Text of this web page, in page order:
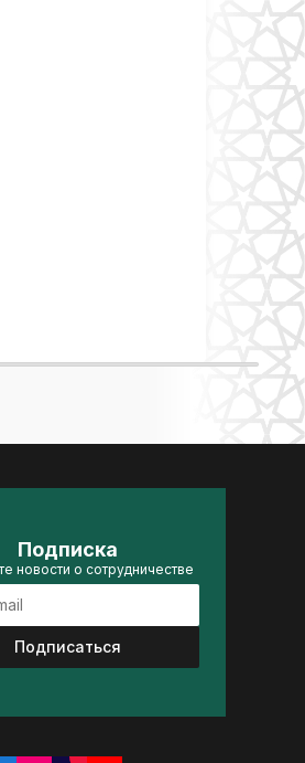
Подписка
новости о сотрудничестве
Подписаться